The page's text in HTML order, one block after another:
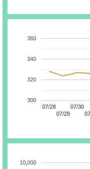
07/28
07/29
07/30
300
320
340
360
10,000